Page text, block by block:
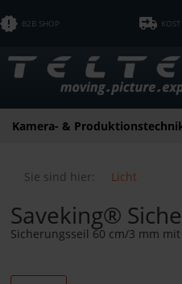
B2B SHOP
Kamera- &
Sie sind hier: Licht
Saveking®
Sicherungsseil 60 cm/3 mm